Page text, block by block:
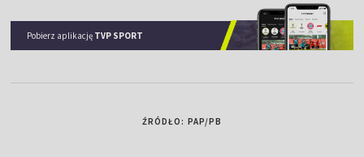
Pobierz aplikację TVP SPORT
ŹRÓDŁO: PAP/PB